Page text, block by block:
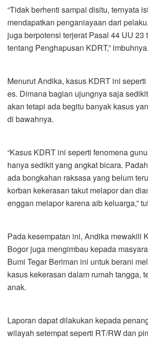
“Tidak berhenti sampai disitu, ternyata
mendapatkan penganiayaan dari
juga berpotensi terjerat Pasal 44 UU 23
tentang Penghapusan KDRT,” imbuhnya.
Menurut Andika, kasus KDRT ini
es. Dimana bagian ujungnya saja
akan tetapi ada begitu banyak kasus
di bawahnya.
“Kasus KDRT ini seperti fenomena
hanya sedikit yang angkat bicara.
ada bongkahan raksasa yang belum
korban kekerasan takut melapor dan
enggan melapor karena aib keluarga,”
Pada kesempatan ini, Andika mewakili
Bogor juga mengimbau kepada
Bumi Tegar Beriman ini untuk berani
kasus kekerasan dalam rumah tangga,
anak.
Laporan dapat dilakukan kepada
wilayah setempat seperti RT/RW dan